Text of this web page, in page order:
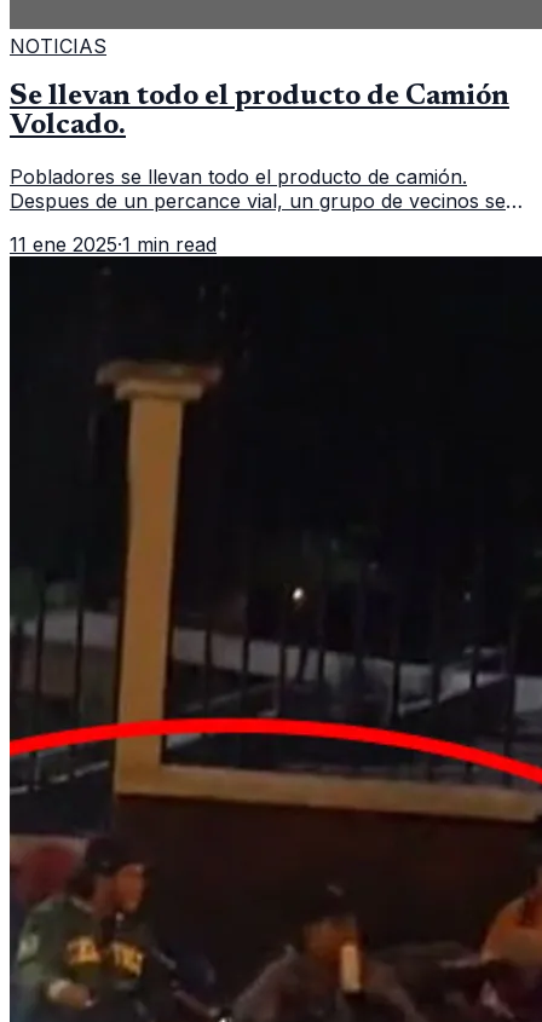
NOTICIAS
Se llevan todo el producto de Camión
Volcado.
Pobladores se llevan todo el producto de camión.
Despues de un percance vial, un grupo de vecinos se
repartidor que volcó. Un
11 ene 2025·1 min read